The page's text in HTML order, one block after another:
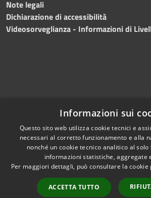
Note legali
Dichiarazione di accessibilità
Videosorveglianza - Informazioni di
Accessibilità
Privacy
Mappa del sito
by
Informazioni sui
Questo sito web utilizza cookie tecnici e
necessari al corretto funzionamento e alla
nonché un cookie tecnico analitico al
informazioni statistiche, aggregate
Per maggiori dettagli, può consultare la cookie
ACCETTA TUTTO